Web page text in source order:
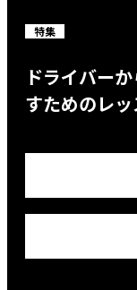
特集
ドライバー
すためのレッ